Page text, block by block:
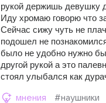
рукой держишь девушку
Иду хромаю говорю что
Сейчас сижу чуть не
подошел не
было не удобно нужно
другой рукой а это
стоял улыбался как
мнения
#наушники